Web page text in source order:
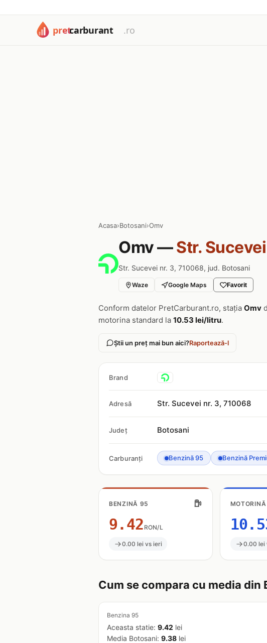
Acasa›Botosani›Omv
Omv —Str.
Str. Sucevei nr. 3, 710068, jud. Botosani
Waze Google Maps Favorit
Conform datelor PretCarburant.ro, stația Omv
motorina standard la 10.53 lei/litru.
Știi un preț mai bun aici?Raportează-l
Brand
Adresă Str. Sucevei nr. 3, 710068
Județ Botosani
Carburanți Benzină 95 Benzină
BENZINĂ 95
9.42 RON/L
0.00 lei vs ieri
MOTORINĂ
0.00 lei
Cum se compara cu media din
Benzina 95
Aceasta statie: 9.42 lei
Media Botosani: 9.38 lei